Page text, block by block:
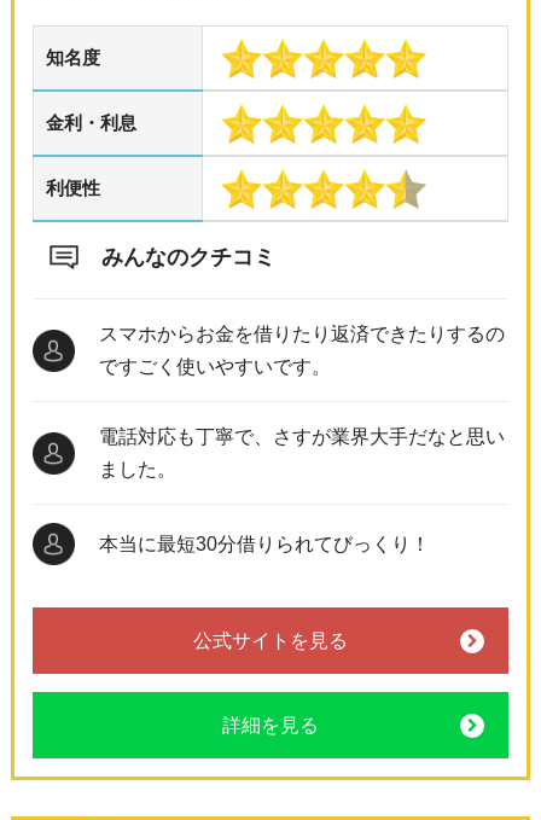
知名度
金利・利息
利便性
みんなのクチコミ
スマホからお金を借りたり返済できたりするの
ですごく使いやすいです。
電話対応も丁寧で、さすが業界大手だなと思い
ました。
本当に最短30分借りられてびっくり！
公式サイトを見る
詳細を見る